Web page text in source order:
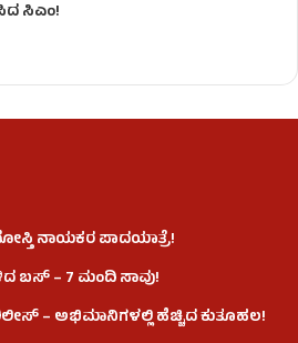
ಸಿಎಂ!
ನಾಯಕರ ಪಾದಯಾತ್ರೆ!
ಬಸ್‌ – 7 ಮಂದಿ ಸಾವು!
– ಅಭಿಮಾನಿಗಳಲ್ಲಿ ಹೆಚ್ಚಿದ ಕುತೂಹಲ!